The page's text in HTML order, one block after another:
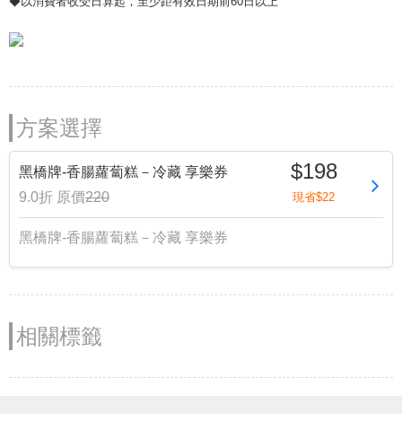
方案選擇
黑橋牌-香腸蘿蔔糕－冷藏 享樂券
9.0折 原價220
$198
現省$22
黑橋牌-香腸蘿蔔糕－冷藏 享樂券
相關標籤